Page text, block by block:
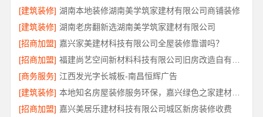
[建筑装修] 湖南本地装修湖南美学筑家建材有限公司商铺装修
[建筑装修] 湖南老房翻新选湖南美学筑家建材有限公司
[招商加盟] 嘉兴家美建材科技有限公司全屋装修靠谱吗？
[招商加盟]
[商务服务] 江西发光字长城板-南昌恒辉广告
[建筑装修]
本地知名房屋装修服务环保，嘉兴绿色之家建材科技有限公司
[招商加盟] 嘉兴美居乐建材科技有限公司城区新房装修收费